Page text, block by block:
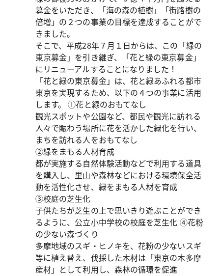
募金をいただき、「海の森の植樹」「街路樹の
倍増」の２つの事業の目標を達成することがで
きました。
そこで、平成28年７月１日からは、この「緑の
東京募金」を引き継ぎ、「花と緑の東京募金」
にリニューアルすることになりました！
「花と緑の東京募金」は、花と緑あふれる都市
東京を実現するため、以下の４つの事業に活用
します。 ①花と緑のおもてなし
観光スポットや公園など、都民や観光に訪れる
人々で賑わう場所に花を活かした緑化を行い、
まちを訪れる人をおもてなし
②緑をまもる人材育成
都が実施する自然体験活動などで利用する道具
を購入し、里山や森林などにおける環境保全活
動を活性化させ、緑をまもる人材を育成
③校庭の芝生化
子供たちが芝生の上で思いきり遊ぶことができ
るように、公立小中学校の校庭を芝生化 ④花粉
の少ない森づくり
多摩地域のスギ・ヒノキを、花粉の少ないスギ
等に植え替え、伐採した木材は「東京の木多摩
産材」として利用し、森林の循環を促進